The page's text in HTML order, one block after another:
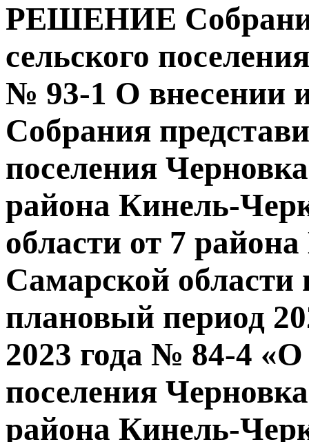
РЕШЕНИЕ
сельского
№ 93-1 О внесении
Собрания
поселения
района Кинель-
области от 7
Самарской области
плановый период
2023 года № 84-4 «О
поселения
района Кинель-